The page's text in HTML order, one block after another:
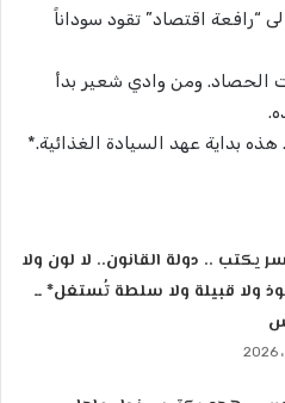
“رافعة اقتصاد” تقود سوداناً
الحصاد. ومن وادي شعير بدأ
بداية عهد السيادة الغذائية.*
يكتب .. دولة القانون.. لا لون ولا
ولا قبيلة ولا سلطة تُستغل* ــ